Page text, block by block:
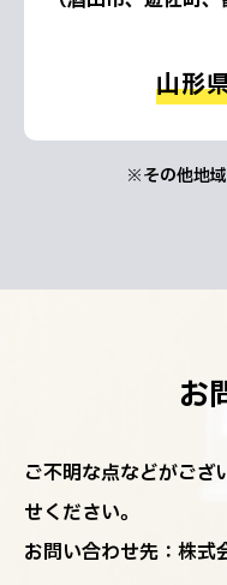
山形
※その他地域
お
ご不明な点などがござ
せください。
お問い合わせ先：株式